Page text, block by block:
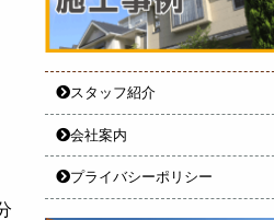
スタッフ紹介
会社案内
プライバシーポリシー